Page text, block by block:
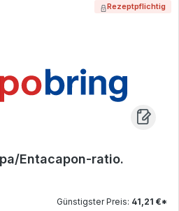
Rezeptpflichtig
Entacapon-ratio.
Günstigster Preis: 41,21 €*